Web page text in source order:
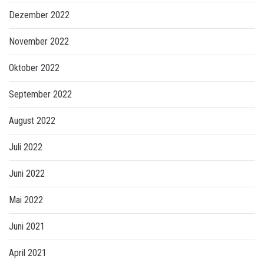
Dezember 2022
November 2022
Oktober 2022
September 2022
August 2022
Juli 2022
Juni 2022
Mai 2022
Juni 2021
April 2021